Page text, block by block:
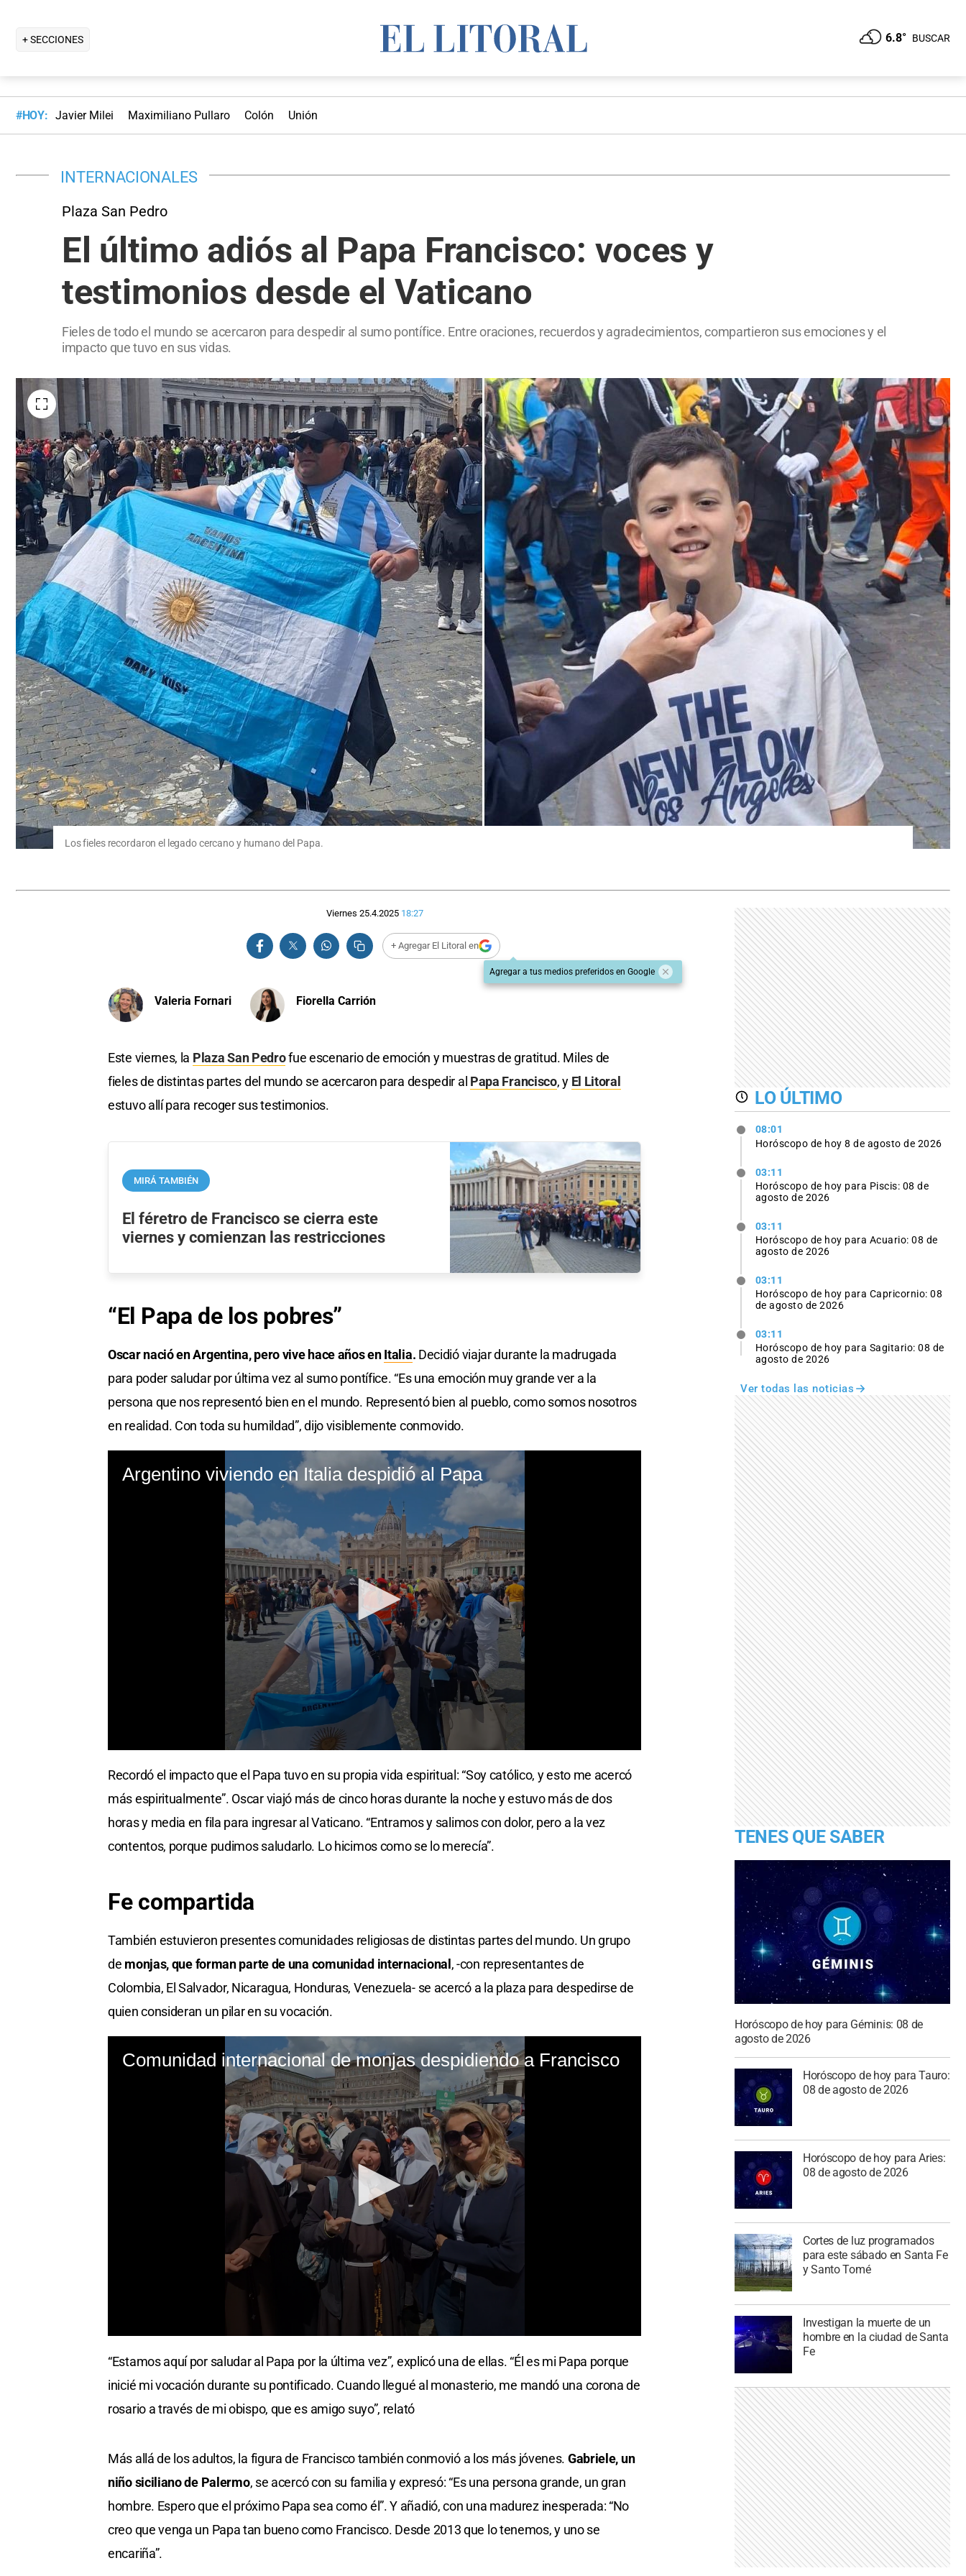
+ SECCIONES 6.8° BUSCAR
#HOY: Javier Milei Maximiliano Pullaro Colón Unión
INTERNACIONALES
Plaza San Pedro
El último adiós al Papa Francisco: voces y
testimonios desde el Vaticano
Fieles de todo el mundo se acercaron para despedir al sumo pontífice. Entre oraciones, recuerdos y agradecimientos, compartieron sus emociones y el
impacto que tuvo en sus vidas.
Los fieles recordaron el legado cercano y humano del Papa.
Viernes 25.4.2025 18:27
+ Agregar El Litoral en
Agregar a tus medios preferidos en Google
Valeria Fornari Fiorella Carrión
Este viernes, la Plaza San Pedrofue escenario de emoción y muestras de gratitud. Miles de
fieles de distintas partes del mundo se acercaron para despedir al Papa Francisco, y El Litoral
estuvo allí para recoger sus testimonios.
MIRÁ TAMBIÉN
El féretro de Francisco se cierra este
viernes y comienzan las restricciones
“El Papa de los pobres”
Oscar nació en Argentina, pero vive hace años enItalia. Decidió viajar durante la madrugada
para poder saludar por última vez al sumo pontífice. “Es una emoción muy grande ver a la
persona que nos representó bien en el mundo. Representó bien al pueblo, como somos nosotros
en realidad. Con toda su humildad”, dijo visiblemente conmovido.
Recordó el impacto que el Papa tuvo en su propia vida espiritual: “Soy católico, y esto me acercó
más espiritualmente”. Oscar viajó más de cinco horas durante la noche y estuvo más de dos
horas y media en fila para ingresar al Vaticano. “Entramos y salimos con dolor, pero a la vez
contentos, porque pudimos saludarlo. Lo hicimos como se lo merecía”.
Fe compartida
También estuvieron presentes comunidades religiosas de distintas partes del mundo. Un grupo
de monjas, que forman parte de una comunidad internacional , -con representantes de
Colombia, El Salvador, Nicaragua, Honduras, Venezuela- se acercó a la plaza para despedirse de
quien consideran un pilar en su vocación.
“Estamos aquí por saludar al Papa por la última vez”, explicó una de ellas. “Él es mi Papa porque
inicié mi vocación durante su pontificado. Cuando llegué al monasterio, me mandó una corona de
rosario a través de mi obispo, que es amigo suyo”, relató
Más allá de los adultos, la figura de Francisco también conmovió a los más jóvenes. Gabriele, un
niño siciliano de Palermo, se acercó con su familia y expresó: “Es una persona grande, un gran
hombre. Espero que el próximo Papa sea como él”. Y añadió, con una madurez inesperada: “No
creo que venga un Papa tan bueno como Francisco. Desde 2013 que lo tenemos, y uno se
encariña”.
LO ÚLTIMO
08:01
Horóscopo de hoy 8 de agosto de 2026
03:11
Horóscopo de hoy para Piscis: 08 de
agosto de 2026
03:11
Horóscopo de hoy para Acuario: 08 de
agosto de 2026
03:11
Horóscopo de hoy para Capricornio: 08
de agosto de 2026
03:11
Horóscopo de hoy para Sagitario: 08 de
agosto de 2026
Ver todas las noticias
TENES QUE SABER
Horóscopo de hoy para Géminis: 08 de
agosto de 2026
Horóscopo de hoy para Tauro:
08 de agosto de 2026
Horóscopo de hoy para Aries:
08 de agosto de 2026
Cortes de luz programados
para este sábado en Santa Fe
y Santo Tomé
Investigan la muerte de un
hombre en la ciudad de Santa
Fe